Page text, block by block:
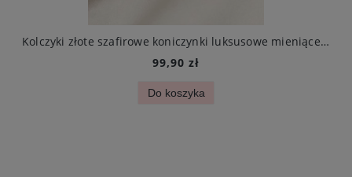
Kolczyki złote szafirowe koniczynki luksusowe mieniące się stal chirurigczna
99,90 zł
Do koszyka